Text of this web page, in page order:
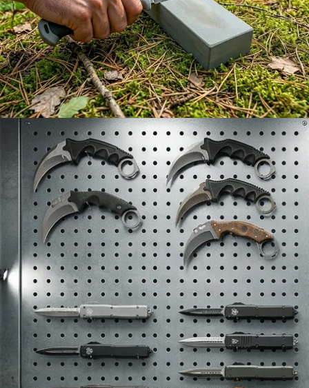
Peilių galąstuvai
Rodyti prekes